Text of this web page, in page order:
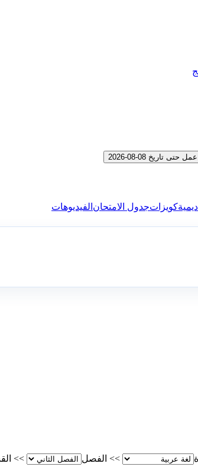
08-08-2026
كويزاتجدول الامتحان الفيديوهات
>> الفصل >>